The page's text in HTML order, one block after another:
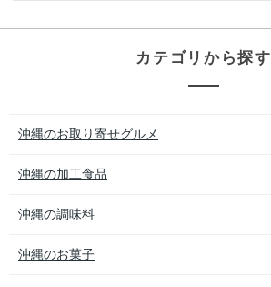
カテゴリから探す
沖縄のお取り寄せグルメ
沖縄の加工食品
沖縄の調味料
沖縄のお菓子